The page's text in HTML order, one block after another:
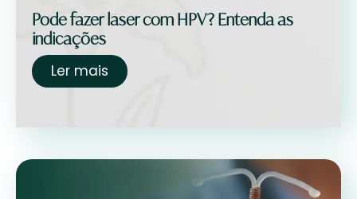
Pode fazer laser com HPV? Entenda as
indicações
Ler mais